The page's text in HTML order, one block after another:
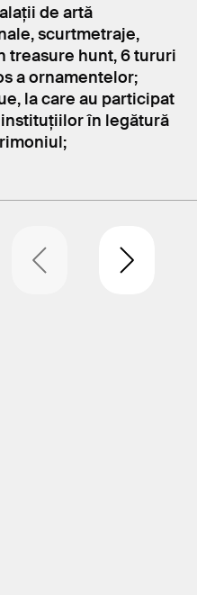
de artă
scurtmetraje,
treasure hunt, 6 tururi
a ornamentelor;
la care au participat
în legătură